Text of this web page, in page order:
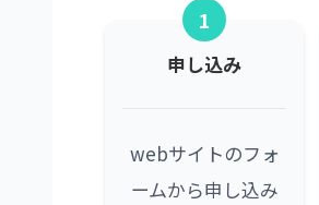
1
申し込み
webサイトのフォ
ームから申し込み